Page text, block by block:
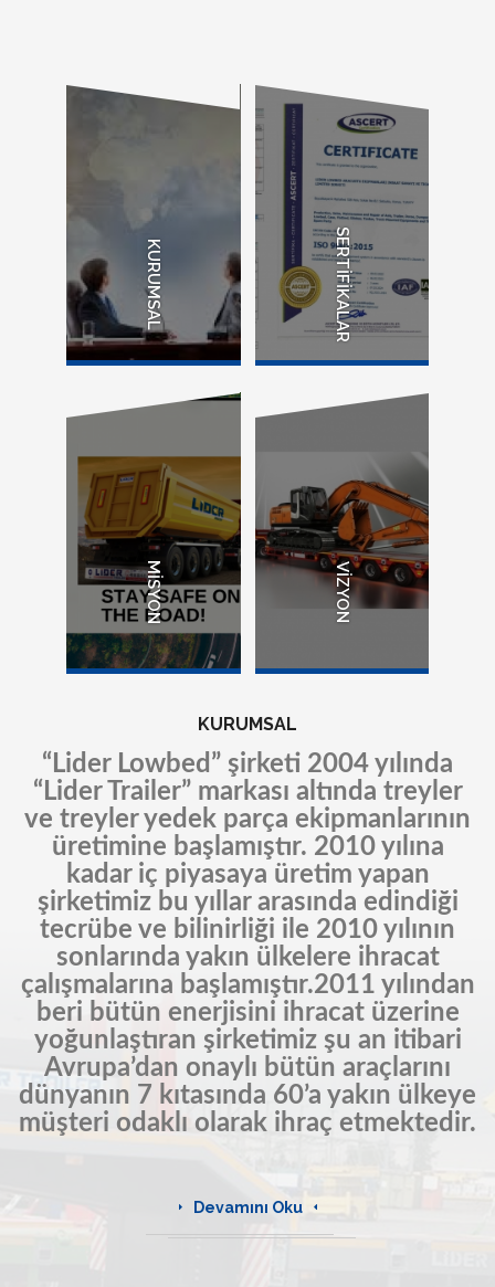
KURUMSAL SERTİFİKALAR
MİSYON VİZYON
KURUMSAL
“Lider Lowbed” şirketi 2004 yılında
“Lider Trailer” markası altında treyler
ve treyler yedek parça ekipmanlarının
üretimine başlamıştır. 2010 yılına
kadar iç piyasaya üretim yapan
şirketimiz bu yıllar arasında edindiği
tecrübe ve bilinirliği ile 2010 yılının
sonlarında yakın ülkelere ihracat
çalışmalarına başlamıştır.2011 yılından
beri bütün enerjisini ihracat üzerine
yoğunlaştıran şirketimiz şu an itibari
Avrupa’dan onaylı bütün araçlarını
dünyanın 7 kıtasında 60’a yakın ülkeye
müşteri odaklı olarak ihraç etmektedir.
Devamını Oku